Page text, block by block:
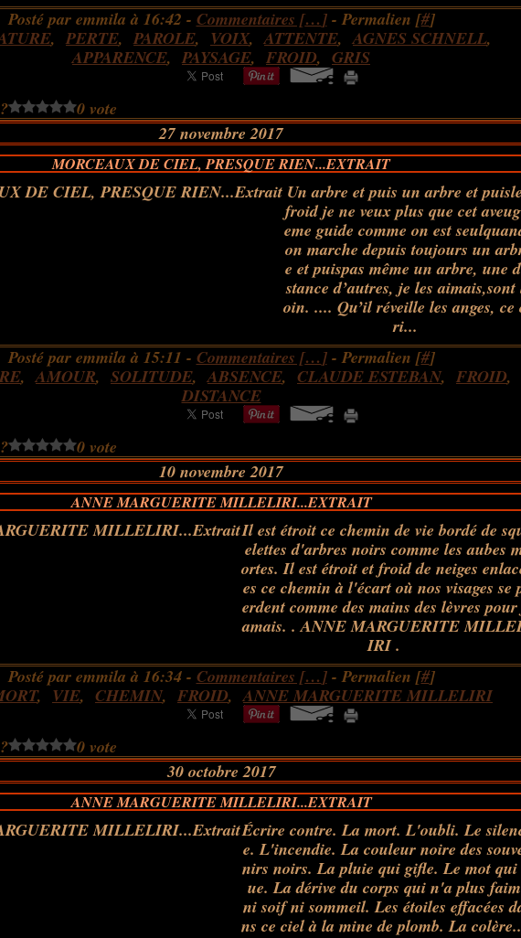
Posté par emmila à 16:42 - Commentaires […]- Permalien [#]
, PERTE, PAROLE, VOIX,ATTENTE,AGNES SCHNELL,
APPARENCE, PAYSAGE, FROID, GRIS
0 vote
27 novembre 2017
MORCEAUX DE CIEL, PRESQUE RIEN...EXTRAIT
Un arbre et puis un arbre et puisle
froid je ne veux plus que cet
eme guide comme on est
on marche depuis toujours un
e et puispas même un arbre, une
stance d’autres, je les aimais,sont
oin. .... Qu’il réveille les anges, ce
ri...
Posté par emmila à 15:11 - Commentaires […]- Permalien [#]
,AMOUR, SOLITUDE,ABSENCE, CLAUDE ESTEBAN, FROID,
DISTANCE
0 vote
10 novembre 2017
ANNE MARGUERITE MILLELIRI...EXTRAIT
Il est étroit ce chemin de vie bordé de
elettes d'arbres noirs comme les aubes
ortes. Il est étroit et froid de neiges
es ce chemin à l'écart où nos visages se
erdent comme des mains des lèvres
amais. . ANNE MARGUERITE
IRI .
Posté par emmila à 16:34 - Commentaires […]- Permalien [#]
, VIE, CHEMIN, FROID,ANNE MARGUERITE MILLELIRI
0 vote
30 octobre 2017
ANNE MARGUERITE MILLELIRI...EXTRAIT
Écrire contre. La mort. L'oubli. Le
e. L'incendie. La couleur noire des
nirs noirs. La pluie qui gifle. Le mot qui
ue. La dérive du corps qui n'a plus faim
ni soif ni sommeil. Les étoiles effacées
ns ce ciel à la mine de plomb. La